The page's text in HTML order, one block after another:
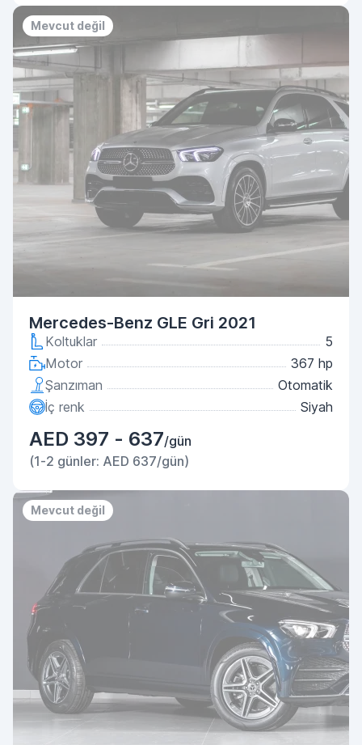
Mevcut değil
Mercedes-Benz GLE Gri 2021
Koltuklar
5
Motor
367 hp
Şanzıman
Otomatik
İç renk
Siyah
AED 397 - 637/gün
(1-2 günler: AED 637/gün)
Mevcut değil